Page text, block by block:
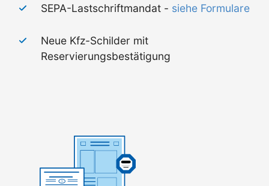
SEPA-Lastschriftmandat - siehe Formulare
Neue Kfz-Schilder mit
Reservierungsbestätigung